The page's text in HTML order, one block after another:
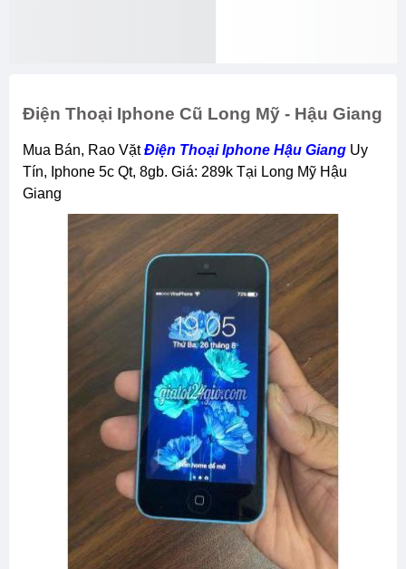
Điện Thoại Iphone Cũ Long Mỹ - Hậu Giang
Mua Bán, Rao VặtĐiện Thoại Iphone Hậu Giang Uy
Tín, Iphone 5c Qt, 8gb. Giá: 289k Tại Long Mỹ Hậu
Giang